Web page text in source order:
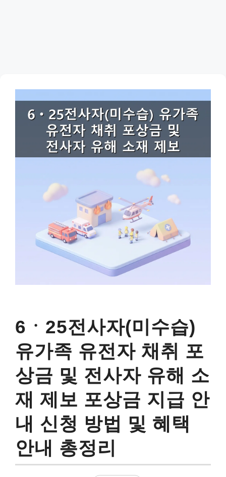
6ㆍ25전사자(미수습)
유가족 유전자 채취 포
상금 및 전사자 유해 소
재 제보 포상금 지급 안
내 신청 방법 및 혜택
안내 총정리